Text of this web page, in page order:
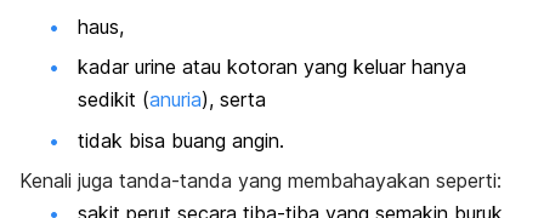
haus,
kadar urine atau kotoran yang keluar hanya
sedikit (anuria), serta
tidak bisa buang angin.
Kenali juga tanda-tanda yang membahayakan seperti:
sakit perut secara tiba-tiba yang semakin buruk